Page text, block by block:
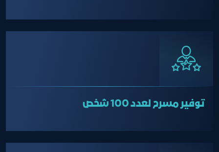
توفير مسرح لعدد 100 شخص